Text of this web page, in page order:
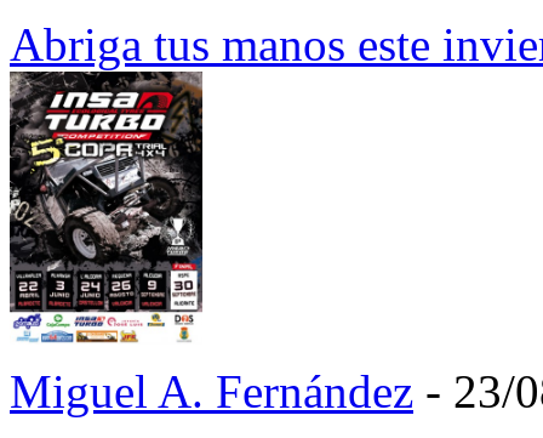
Abriga tus manos este
Miguel A. Fernández - 23/